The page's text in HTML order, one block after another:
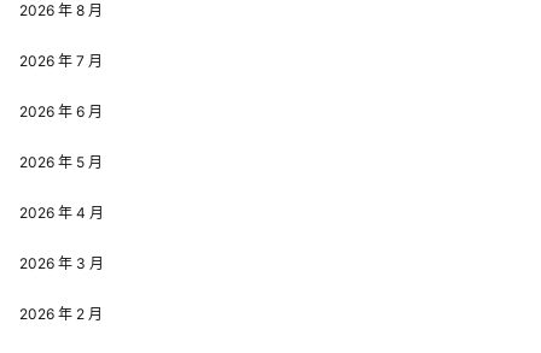
重身份。她有着清纯无辜的…
2026 年 8 月
2026 年 7 月
2026 年 6 月
2026 年 5 月
2026 年 4 月
2026 年 3 月
2026 年 2 月